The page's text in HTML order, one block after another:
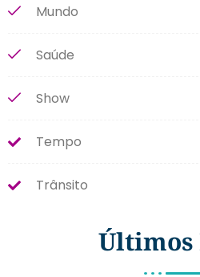
Mundo
Saúde
Show
Tempo
Trânsito
Últimos